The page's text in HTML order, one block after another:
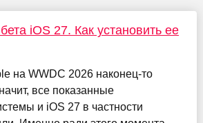
iOS 27. Как установить ее
на WWDC 2026 наконец-то
все показанные
и iOS 27 в частности